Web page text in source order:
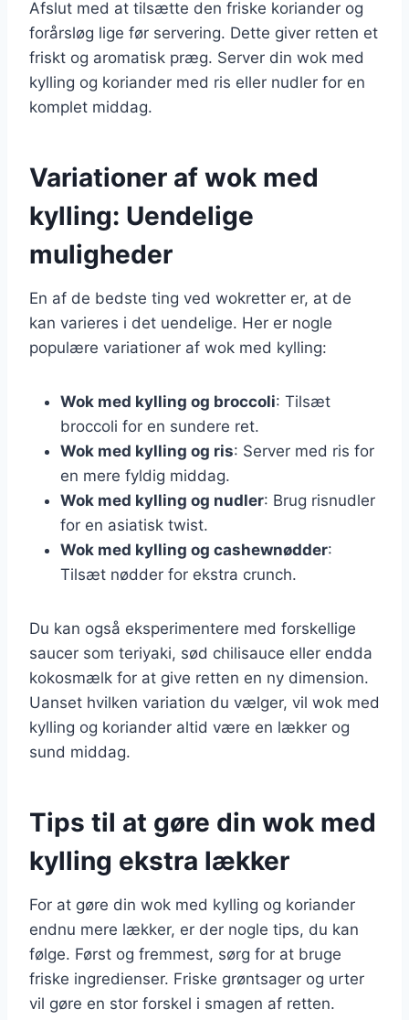
Afslut med at tilsætte den friske koriander og
forårsløg lige før servering. Dette giver retten et
friskt og aromatisk præg. Server din wok med
kylling og koriander med ris eller nudler for en
komplet middag.
Variationer af wok med
kylling: Uendelige
muligheder
En af de bedste ting ved wokretter er, at de
kan varieres i det uendelige. Her er nogle
populære variationer af wok med kylling:
Wok med kylling og broccoli: Tilsæt
broccoli for en sundere ret.
Wok med kylling og ris: Server med ris for
en mere fyldig middag.
Wok med kylling og nudler: Brug risnudler
for en asiatisk twist.
Wok med kylling og cashewnødder:
Tilsæt nødder for ekstra crunch.
Du kan også eksperimentere med forskellige
saucer som teriyaki, sød chilisauce eller endda
kokosmælk for at give retten en ny dimension.
Uanset hvilken variation du vælger, vil wok med
kylling og koriander altid være en lækker og
sund middag.
Tips til at gøre din wok med
kylling ekstra lækker
For at gøre din wok med kylling og koriander
endnu mere lækker, er der nogle tips, du kan
følge. Først og fremmest, sørg for at bruge
friske ingredienser. Friske grøntsager og urter
vil gøre en stor forskel i smagen af retten.